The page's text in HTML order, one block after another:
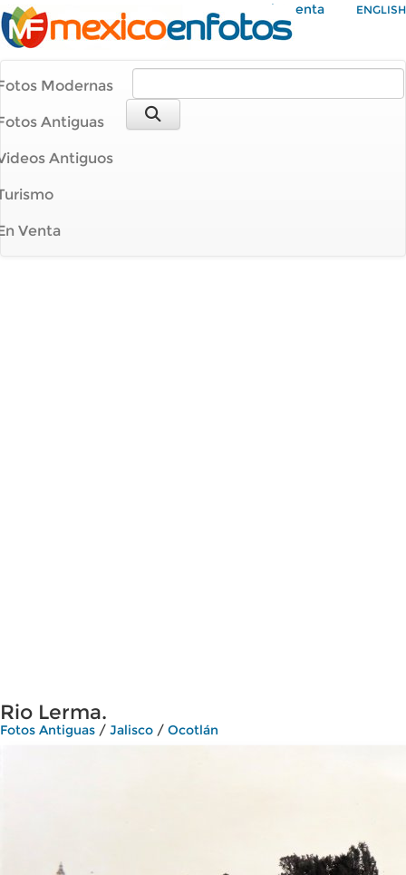
Mi Cuenta ENGLISH
Modernas
Antiguas
Antiguos
Venta
Rio Lerma.
Fotos Antiguas / Jalisco / Ocotlán